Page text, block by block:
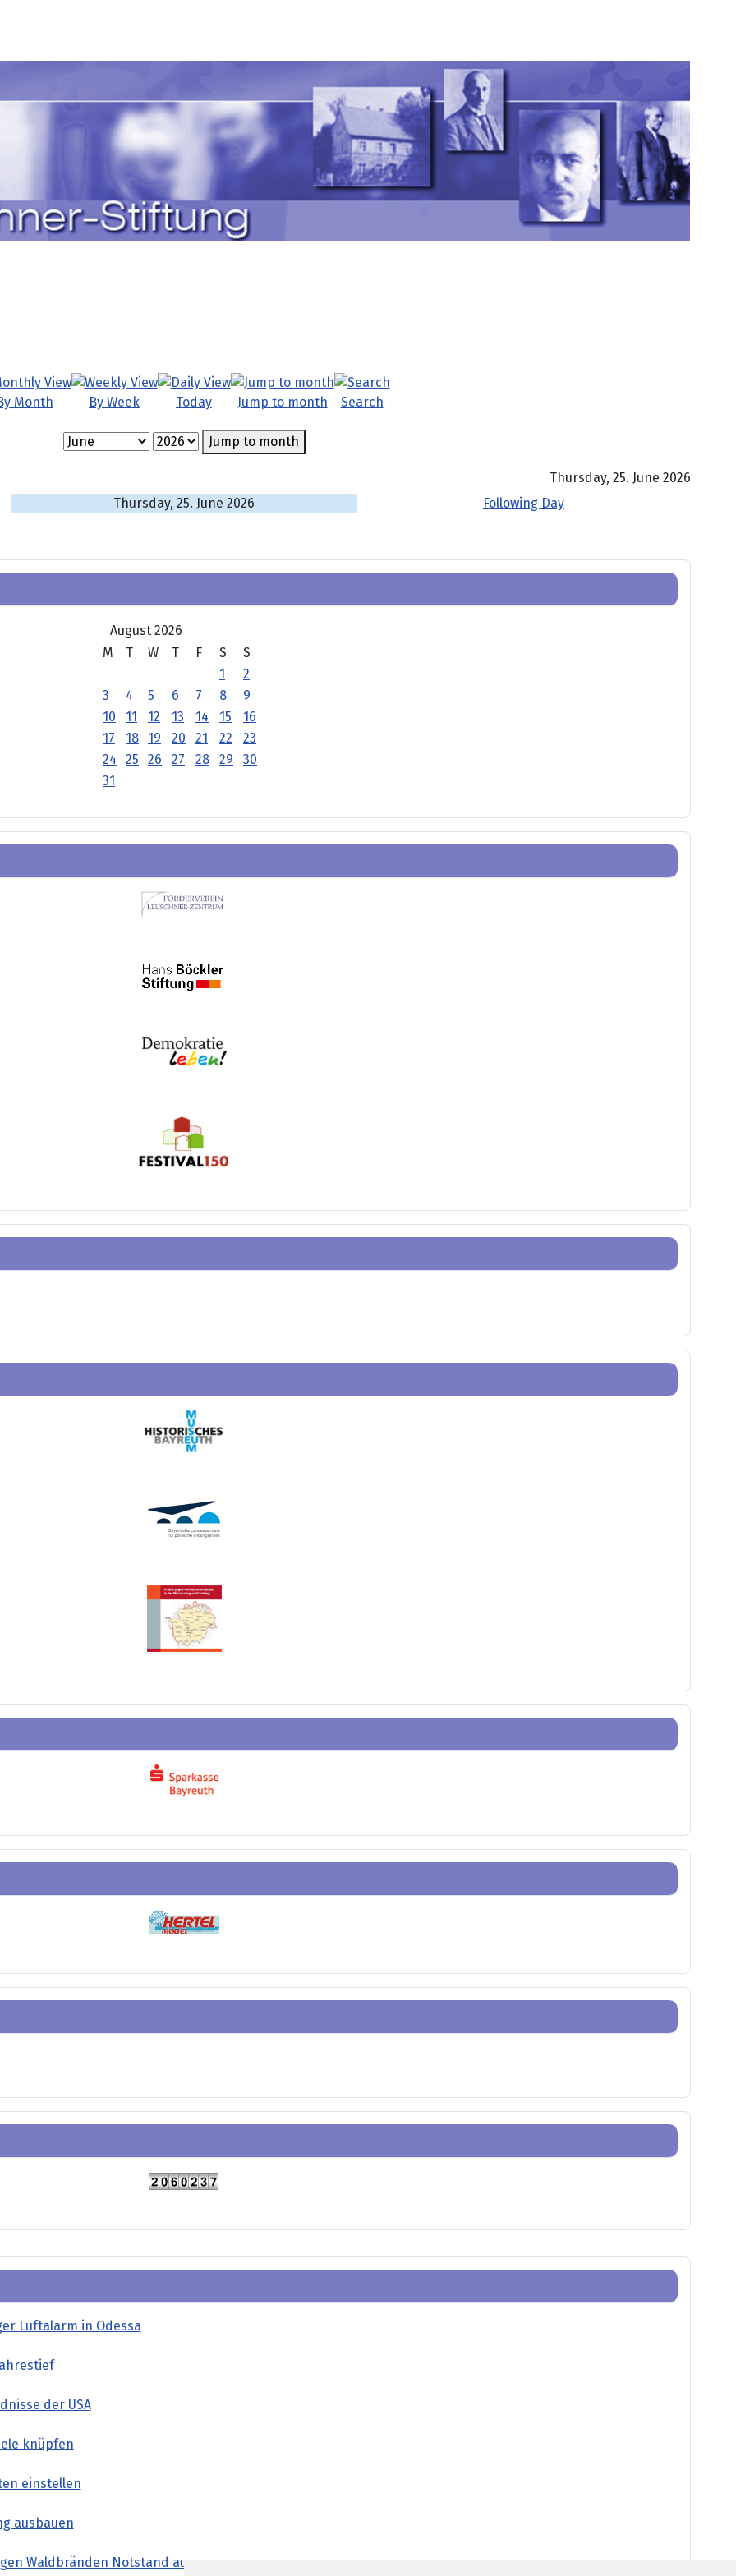
Luftalarm in Odessa
der USA
knüpfen
einstellen
ausbauen
Waldbränden Notstand aus
Month By Week Today Jump to month Search
Jump to month
Thursday, 25. June 2026
Thursday, 25. June 2026
Following Day
August 2026
M
T W T F S
S
1
2
3
4 5 6 7 8
9
10
11 12 13 14 15
16
17
18 19 20 21 22
23
24
25 26 27 28 29
30
31